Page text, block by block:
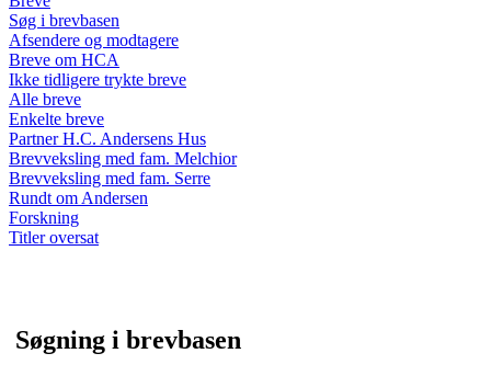
Søg i brevbasen
Afsendere og modtagere
Breve om HCA
Ikke tidligere trykte breve
Alle breve
Enkelte breve
Partner H.C. Andersens Hus
Brevveksling med fam. Melchior
Brevveksling med fam. Serre
Rundt om Andersen
Forskning
Titler oversat
Søgning i brevbasen